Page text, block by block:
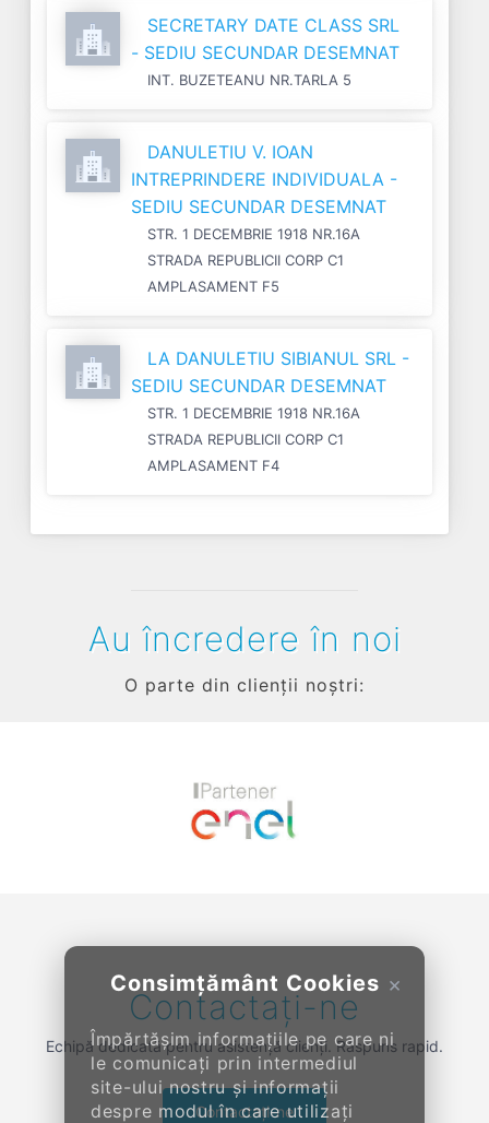
SECRETARY DATE CLASS SRL
- SEDIU SECUNDAR DESEMNAT
INT. BUZETEANU NR.TARLA 5
DANULETIU V. IOAN
INTREPRINDERE INDIVIDUALA -
SEDIU SECUNDAR DESEMNAT
STR. 1 DECEMBRIE 1918 NR.16A
STRADA REPUBLICII CORP C1
AMPLASAMENT F5
LA DANULETIU SIBIANUL SRL -
SEDIU SECUNDAR DESEMNAT
STR. 1 DECEMBRIE 1918 NR.16A
STRADA REPUBLICII CORP C1
AMPLASAMENT F4
×
Consimțământ Cookies
Împărtășim informațiile pe care ni
le comunicați prin intermediul
site-ului nostru și informații
despre modul în care utilizați
Au încredere în noi
O parte din clienții noștri:
Contactați-ne
Echipă dedicată pentru asistență clienți. Răspuns rapid.
Contactați-ne